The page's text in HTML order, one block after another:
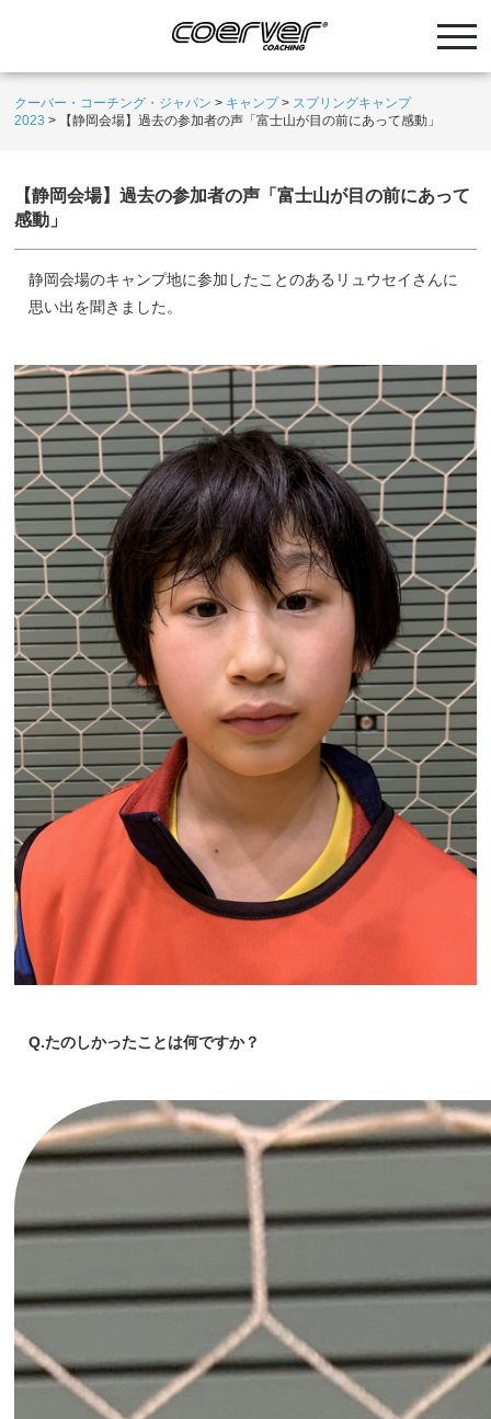
クーバー・コーチング・ジャパン > キャンプ> スプリングキャンプ
2023 > 【静岡会場】過去の参加者の声「富士山が目の前にあって感動」
【静岡会場】過去の参加者の声「富士山が目の前にあって
感動」
静岡会場のキャンプ地に参加したことのあるリュウセイさんに
思い出を聞きました。
Q.たのしかったことは何ですか？